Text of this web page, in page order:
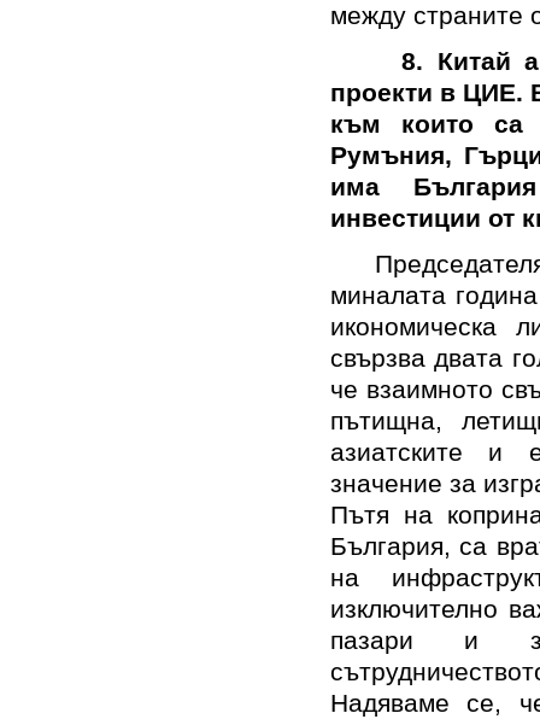
между страните
8. Китай
проекти в ЦИЕ.
към които са
Румъния,
има
инвестиции от
миналата
икономическа
свързва двата
че взаимното
пътищна,
азиатските и
значение за
Пътя на
България, са
на
изключително
пазари и
Надяваме се,